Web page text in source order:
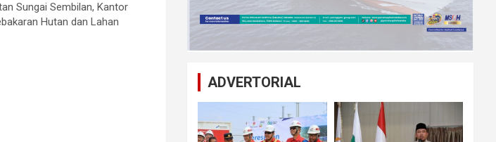
Sungai Sembilan, Kantor
Hutan dan Lahan
ADVERTORIAL